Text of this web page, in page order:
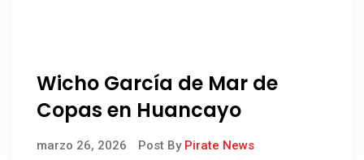
Wicho García de Mar de
Copas en Huancayo
marzo 26, 2026 Post By Pirate News